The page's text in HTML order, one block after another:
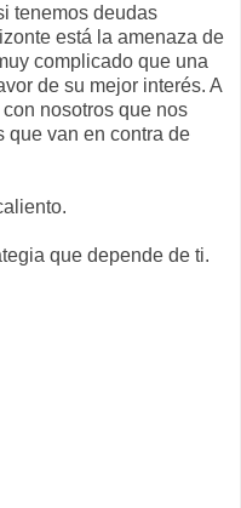
tenemos deudas
está la amenaza de
complicado que una
de su mejor interés. A
nosotros que nos
que van en contra de
que depende de ti.